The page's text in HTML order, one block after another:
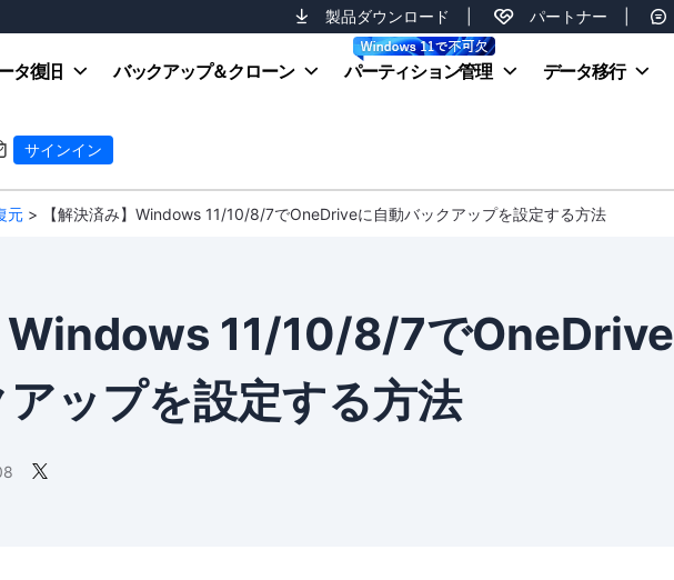
製品ダウンロード パートナー
タ復旧 バックアップ＆クローン パーティション管理 データ移行
サインイン
元 > 【解決済み】Windows 11/10/8/7でOneDriveに自動バックアップを設定する方法
Windows 11/10/8/7でOneDrive
ップを設定する方法
